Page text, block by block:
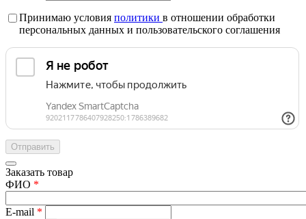
Принимаю условия политики в отношении обработки
персональных данных и пользовательского соглашения
Заказать товар
ФИО *
E-mail *